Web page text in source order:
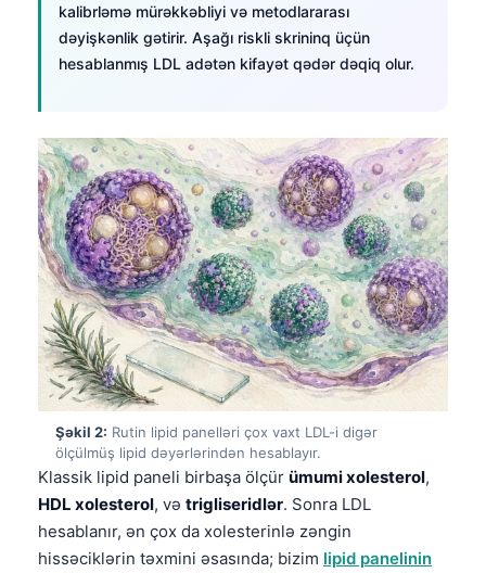
kalibrləmə mürəkkəbliyi və metodlararası
dəyişkənlik gətirir. Aşağı riskli skrininq üçün
hesablanmış LDL adətən kifayət qədər dəqiq olur.
Şəkil 2: Rutin lipid panelləri çox vaxt LDL-i digər
ölçülmüş lipid dəyərlərindən hesablayır.
Klassik lipid paneli birbaşa ölçür ümumi xolesterol,
HDL xolesterol, və trigliseridlər. Sonra LDL
hesablanır, ən çox da xolesterinlə zəngin
hissəciklərin təxmini əsasında; bizim lipid panelinin